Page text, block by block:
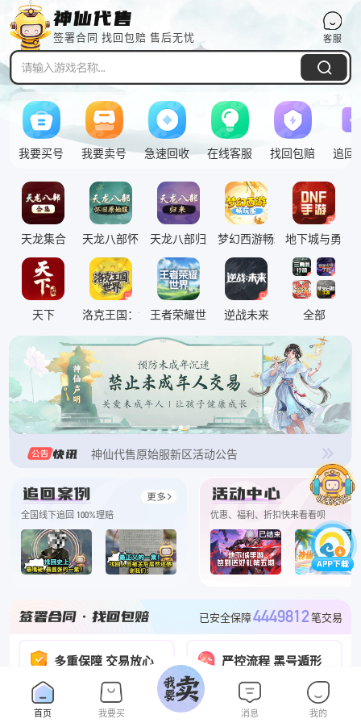
签署合同 找回包赔 售后无忧 客服
我要买号 我要卖号 急速回收 在线客服 找回包赔 追回
天龙集合 天龙八部怀旧原始服天龙八部归来 梦幻西游畅玩服地下城与勇士
天下 洛克王国：世界王者荣耀世界 逆战未来 全部
防骗提醒 必看 必看
神仙代售原始服新区活动公告
神仙代售原始服新区活动公告
神仙WG怀旧特惠活动公告
神仙代售归来特惠活动公告
神仙代售经典服优惠活动
神仙放心卖
如何鉴别客服真假！必看！必看！
神仙特此提醒
腾讯qq注意事项
二手号包赔交易
重要通知
关于禁止未成年交易的说明
网络安全
全国线下追回 100%理赔 优惠、福利、折扣快来看看呗
已安全保障4449812 笔交易
多重保障 交易放心
合同已签署 3120544
找回包赔 100% 赔付率
严控流程 黑号遁形
全网黑号库联合查询预警
真假客服一键核验
去查询
首页 我要买 消息 我的